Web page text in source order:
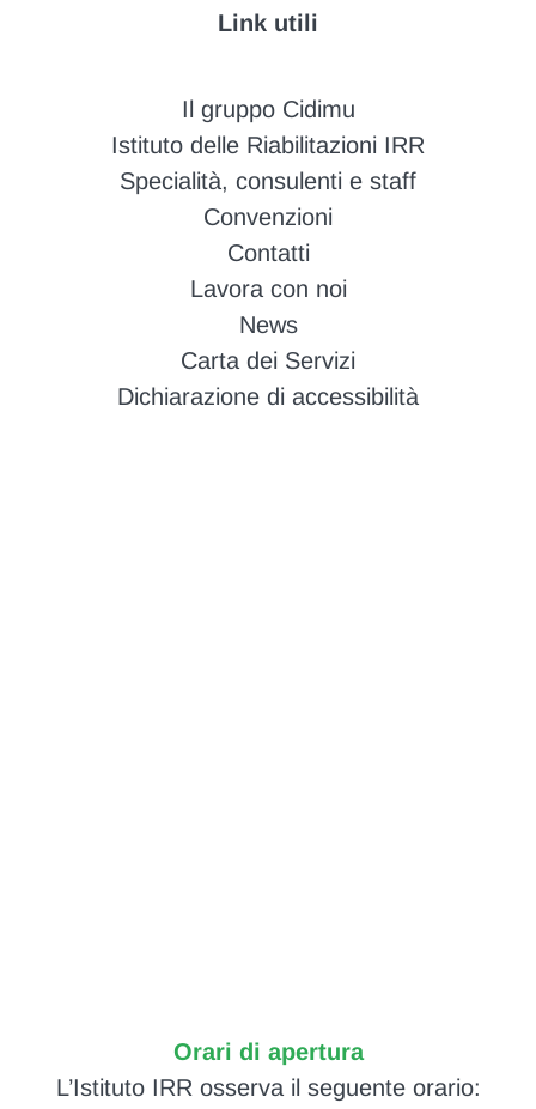
Link utili
Il gruppo Cidimu
Istituto delle Riabilitazioni IRR
Specialità, consulenti e staff
Convenzioni
Contatti
Lavora con noi
News
Carta dei Servizi
Dichiarazione di accessibilità
Orari di apertura
L’Istituto IRR osserva il seguente orario: